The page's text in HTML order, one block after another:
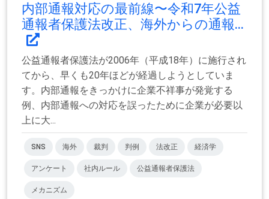
内部通報対応の最前線〜令和7年公益
通報者保護法改正、海外からの通報...
公益通報者保護法が2006年（平成18年）に施行され
てから、早くも20年ほどが経過しようとしていま
す。内部通報をきっかけに企業不祥事が発覚する
例、内部通報への対応を誤ったために企業が必要以
上に大...
SNS 海外 裁判 判例 法改正 経済学
アンケート 社内ルール 公益通報者保護法
メカニズム